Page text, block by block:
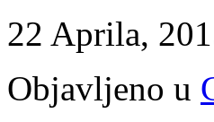
22 Aprila,
Objavljeno u